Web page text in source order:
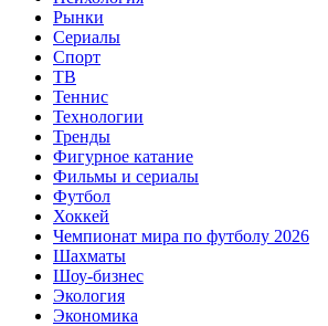
Рынки
Сериалы
Спорт
ТВ
Теннис
Технологии
Тренды
Фигурное катание
Фильмы и сериалы
Футбол
Хоккей
Чемпионат мира по футболу 2026
Шахматы
Шоу-бизнес
Экология
Экономика